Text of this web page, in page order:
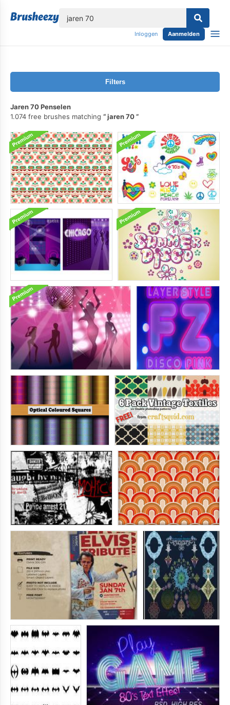
Inloggen Aanmelden
Filters
Jaren 70 Penselen
1.074 free brushes matching
jaren 70